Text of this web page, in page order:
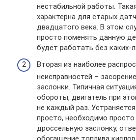
нестабильной работы.
характерна для старых
двадцатого века. В этом
просто поменять данную
будет работать без каких-
Вторая из наиболее
неисправностей –
заслонки. Типичная
обороты, двигатель при
не каждый раз.
просто, необходимо просто
дроссельную заслонку,